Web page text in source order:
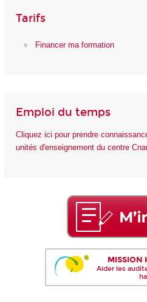
Tarifs
Financer ma formation
Emploi du temps
Cliquez ici pour prendre
unités d'enseignement du centre
MISSION
Aider les